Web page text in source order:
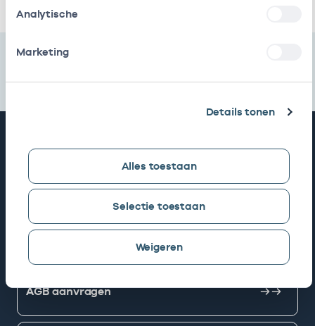
Analytische
Marketing
Details tonen
Alles toestaan
Selectie toestaan
Weigeren
AGB zoeken
Mijn Vektis
AGB aanvragen